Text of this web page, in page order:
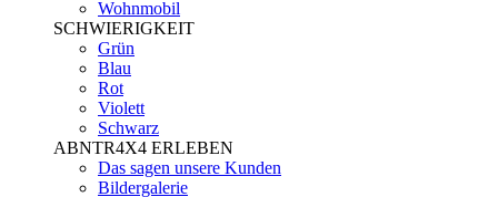
Wohnmobil
SCHWIERIGKEIT
Grün
Blau
Rot
Violett
Schwarz
ABNTR4X4 ERLEBEN
Das sagen unsere Kunden
Bildergalerie